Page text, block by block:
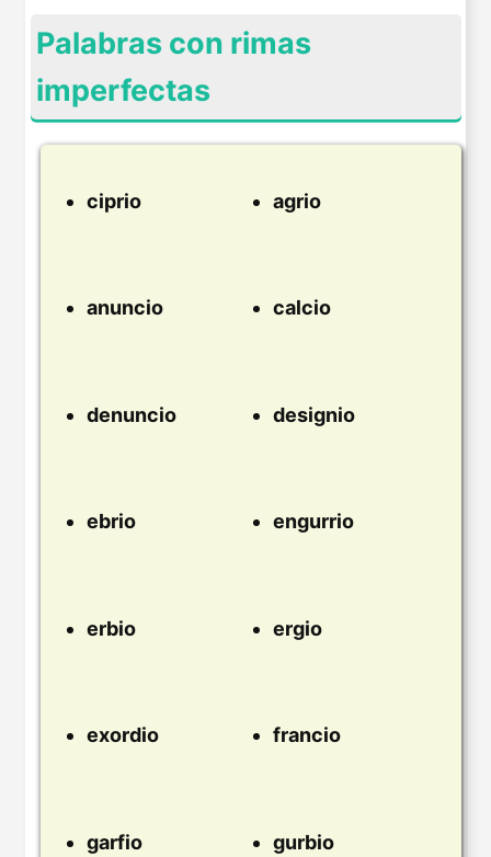
Palabras con rimas
imperfectas
ciprio agrio
anuncio calcio
denuncio designio
ebrio engurrio
erbio ergio
exordio francio
garfio gurbio